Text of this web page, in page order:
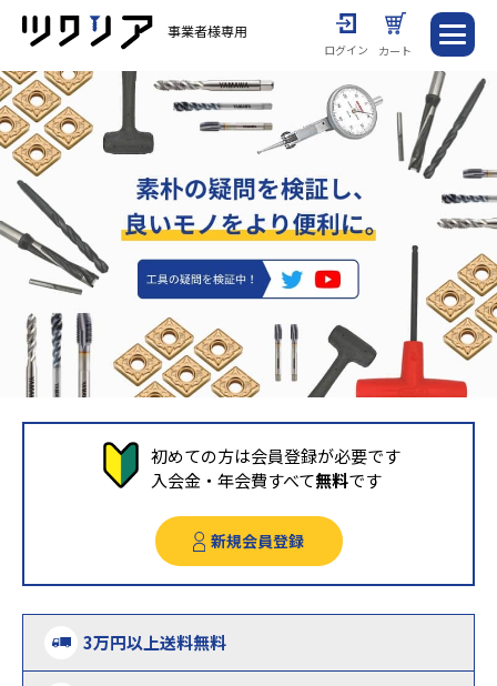
ログイン カート
初めての方は会員登録が必要です
入会金・年会費すべて無料です
新規会員登録
3万円以上送料無料